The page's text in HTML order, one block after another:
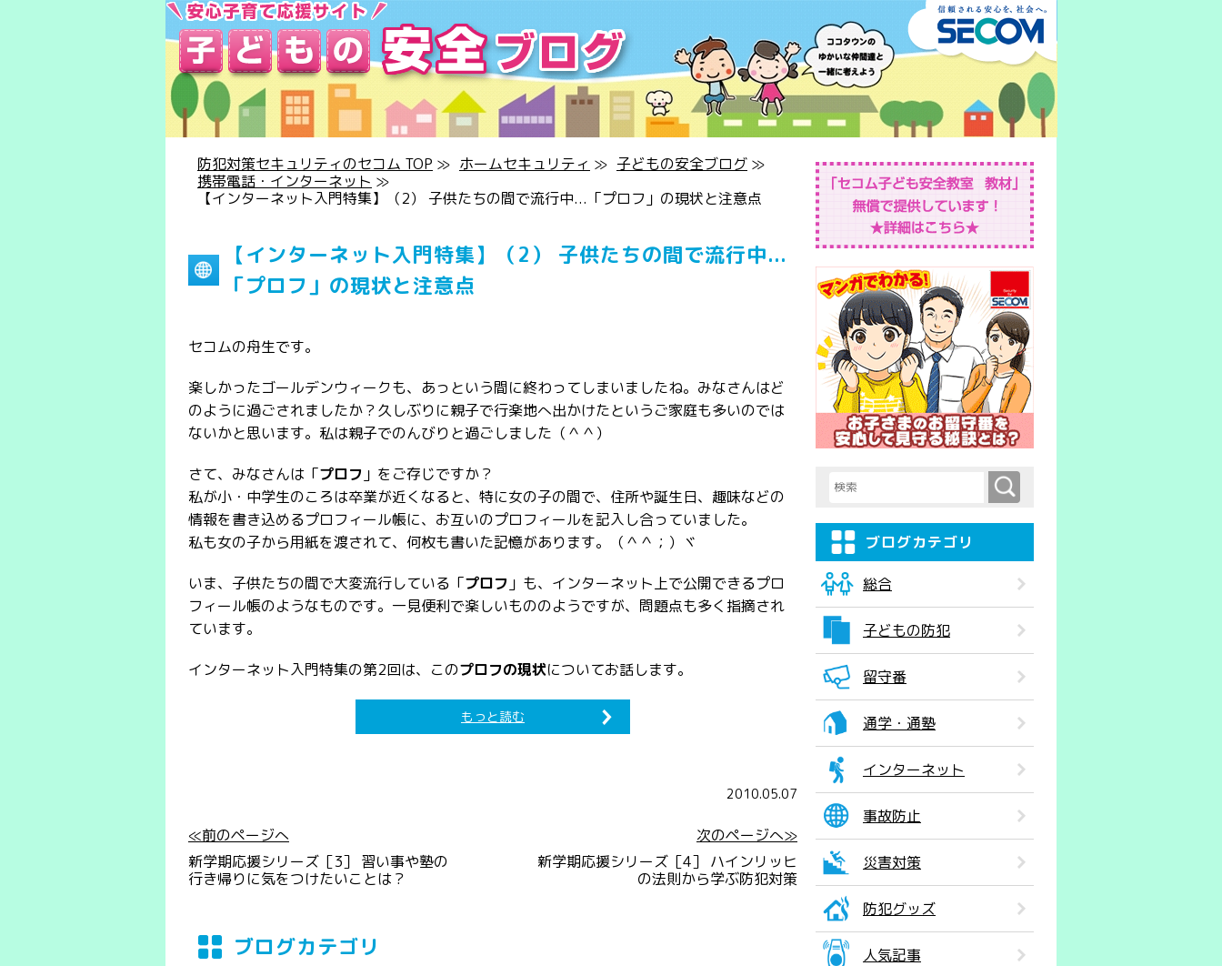
防犯対策セキュリティのセコム TOP ≫ ホームセキュリティ ≫ 子どもの安全ブログ ≫
携帯電話・インターネット ≫
【インターネット入門特集】（2） 子供たちの間で流行中...「プロフ」の現状と注意点
【インターネット入門特集】（2） 子供たちの間で流行中...
「プロフ」の現状と注意点
セコムの舟生です。
楽しかったゴールデンウィークも、あっという間に終わってしまいましたね。みなさんはど
のように過ごされましたか？久しぶりに親子で行楽地へ出かけたというご家庭も多いのでは
ないかと思います。私は親子でのんびりと過ごしました（＾＾）
さて、みなさんは「プロフ 」をご存じですか？
私が小・中学生のころは卒業が近くなると、特に女の子の間で、住所や誕生日、趣味などの
情報を書き込めるプロフィール帳に、お互いのプロフィールを記入し合っていました。
私も女の子から用紙を渡されて、何枚も書いた記憶があります。（＾＾；）ヾ
いま、子供たちの間で大変流行している「プロフ 」も、インターネット上で公開できるプロ
フィール帳のようなものです。一見便利で楽しいもののようですが、問題点も多く指摘され
ています。
インターネット入門特集の第2回は、このプロフの現状についてお話します。
もっと読む
2010.05.07
≪前のページへ
次のページへ≫
新学期応援シリーズ［3］ 習い事や塾の
行き帰りに気をつけたいことは？
新学期応援シリーズ［4］ ハインリッヒ
の法則から学ぶ防犯対策
ブログカテゴリ
検索キーワード入力 検索
ブログカテゴリ
総合
子どもの防犯
留守番
通学・通塾
インターネット
事故防止
災害対策
防犯グッズ
人気記事